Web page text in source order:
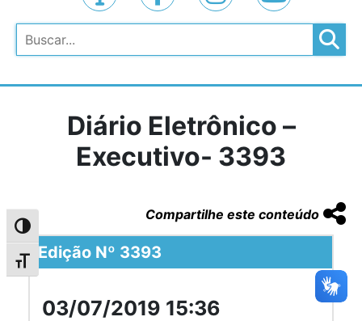
Alternar alto contraste
Alternar tamanho da fonte
Pesquisar
Diário Eletrônico –
Executivo- 3393
Compartilhe este conteúdo
Edição Nº 3393
03/07/2019 15:36